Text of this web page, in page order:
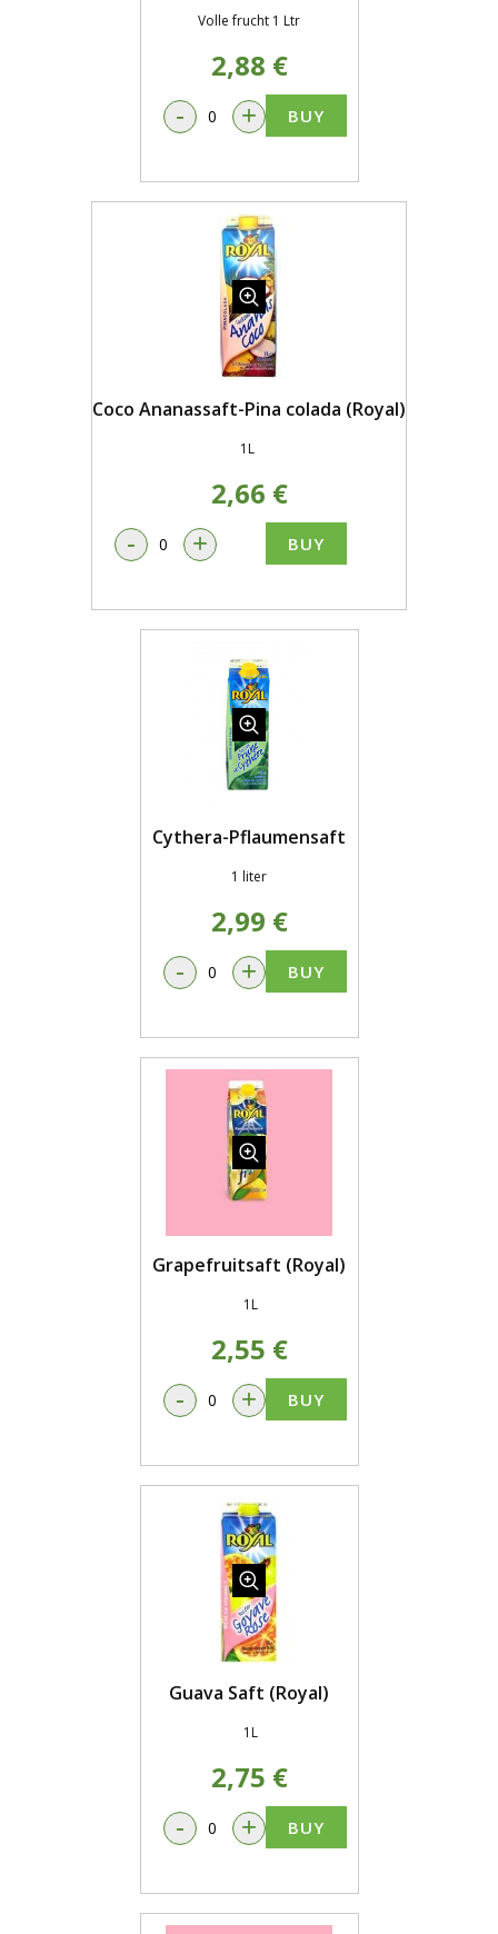
Volle frucht 1 Ltr
2,88 €
- + BUY
Coco Ananassaft-Pina colada (Royal)
1L
2,66 €
- + BUY
Cythera-Pflaumensaft
1 liter
2,99 €
- + BUY
Grapefruitsaft (Royal)
1L
2,55 €
- + BUY
Guava Saft (Royal)
1L
2,75 €
- + BUY